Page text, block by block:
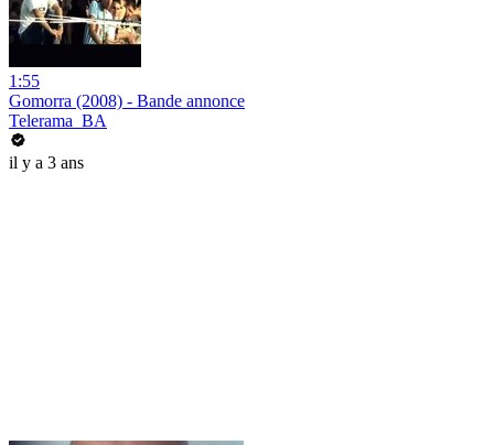
1:55
Gomorra (2008) - Bande annonce
Telerama_BA
il y a 3 ans